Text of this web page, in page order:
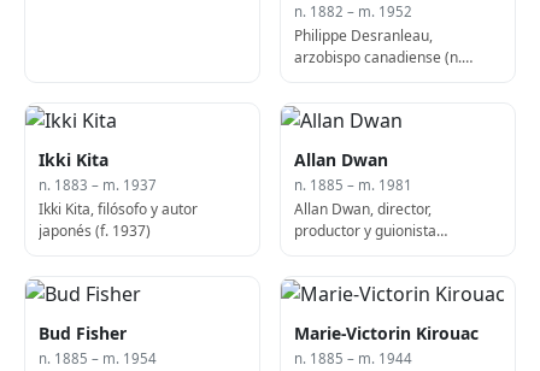
n. 1882 – m. 1952
Philippe Desranleau,
arzobispo canadiense (n.
Ikki Kita
n. 1883 – m. 1937
Ikki Kita, filósofo y autor
japonés (f. 1937)
Allan Dwan
n. 1885 – m. 1981
Allan Dwan, director,
productor y guionista
Bud Fisher
n. 1885 – m. 1954
Marie-Victorin Kirouac
n. 1885 – m. 1944